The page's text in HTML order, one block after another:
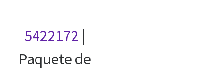
5422172 |
Paquete de